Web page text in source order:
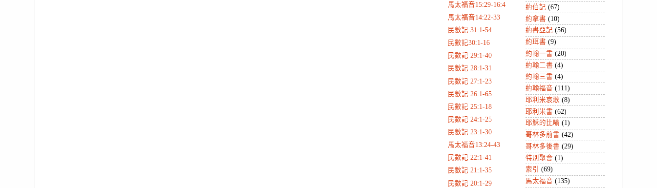
馬太福音15:29-16:4
馬太福音14:22-33
民數記 31:1-54
民數記30:1-16
民數記 29:1-40
民數記 28:1-31
民數記 27:1-23
民數記 26:1-65
民數記 25:1-18
民數記 24:1-25
民數記 23:1-30
馬太福音13:24-43
民數記 22:1-41
民數記 21:1-35
民數記 20:1-29
約伯記 (67)
約拿書 (10)
約書亞記 (56)
約珥書 (9)
約翰一書 (20)
約翰二書 (4)
約翰三書 (4)
約翰福音 (111)
耶利米哀歌 (8)
耶利米書 (62)
耶穌的比喻 (1)
哥林多前書 (42)
哥林多後書 (29)
特別聚會 (1)
索引
(69)
馬太福音 (135)